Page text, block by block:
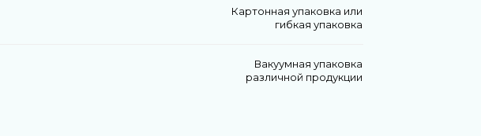
Картонная упаковка или
гибкая упаковка
Вакуумная упаковка
различной продукции